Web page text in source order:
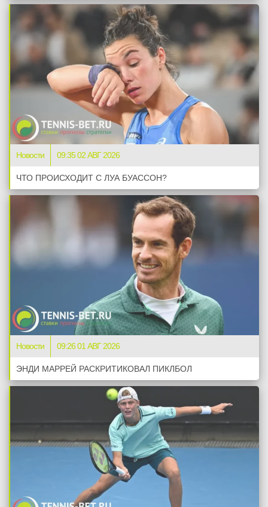
Новости 09:35 02 АВГ 2026
ЧТО ПРОИСХОДИТ С ЛУА БУАССОН?
Новости 09:26 01 АВГ 2026
ЭНДИ МАРРЕЙ РАСКРИТИКОВАЛ ПИКЛБОЛ